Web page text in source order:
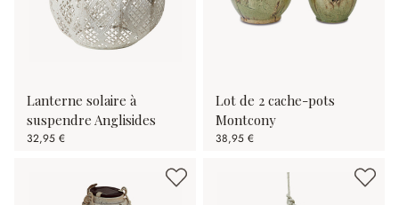
Lanterne solaire à
suspendre Anglisides
32,95 €
Lot de 2 cache-pots
Montcony
38,95 €